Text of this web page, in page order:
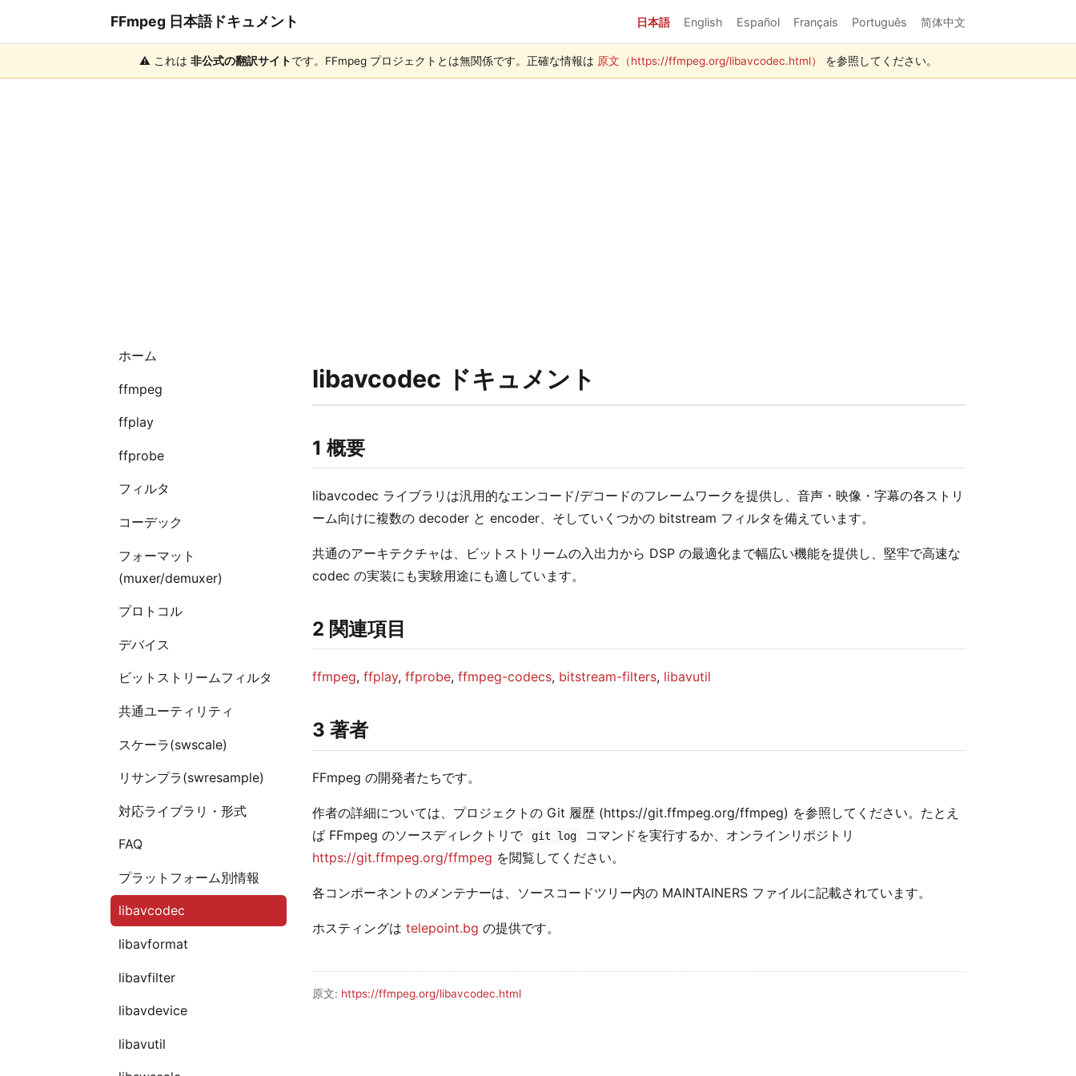
FFmpeg 日本語ドキュメント 日本語 English Español Français Português 简体中文
⚠️ これは 非公式の翻訳サイトです。FFmpeg プロジェクトとは無関係です。正確な情報は 原文（https://ffmpeg.org/libavcodec.html） を参照してください。
ホーム
ffmpeg
ffplay
ffprobe
フィルタ
コーデック
フォーマット
(muxer/demuxer)
プロトコル
デバイス
ビットストリームフィルタ
共通ユーティリティ
スケーラ(swscale)
リサンプラ(swresample)
対応ライブラリ・形式
FAQ
プラットフォーム別情報
libavcodec
libavformat
libavfilter
libavdevice
libavutil
libavcodec ドキュメント
1 概要
libavcodec ライブラリは汎用的なエンコード/デコードのフレームワークを提供し、音声・映像・字幕の各ストリ
ーム向けに複数の decoder と encoder、そしていくつかの bitstream フィルタを備えています。
共通のアーキテクチャは、ビットストリームの入出力から DSP の最適化まで幅広い機能を提供し、堅牢で高速な
codec の実装にも実験用途にも適しています。
2 関連項目
ffmpeg, ffplay, ffprobe, ffmpeg-codecs, bitstream-filters, libavutil
3 著者
FFmpeg の開発者たちです。
作者の詳細については、プロジェクトの Git 履歴 (https://git.ffmpeg.org/ffmpeg) を参照してください。たとえ
ば FFmpeg のソースディレクトリで
git log
コマンドを実行するか、オンラインリポジトリ
https://git.ffmpeg.org/ffmpeg を閲覧してください。
各コンポーネントのメンテナーは、ソースコードツリー内の MAINTAINERS ファイルに記載されています。
ホスティングは telepoint.bg の提供です。
原文: https://ffmpeg.org/libavcodec.html